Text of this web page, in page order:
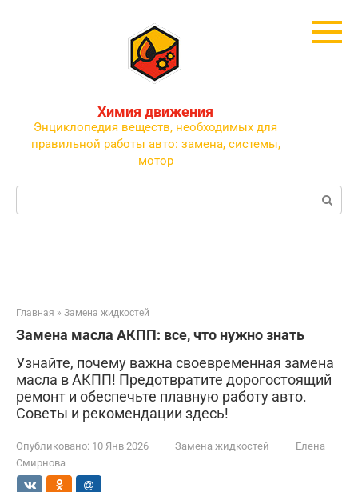
Химия движения
Энциклопедия веществ, необходимых для
правильной работы авто: замена, системы,
мотор
Поиск:
Главная » Замена жидкостей
Замена масла АКПП: все, что нужно знать
Узнайте, почему важна своевременная замена
масла в АКПП! Предотвратите дорогостоящий
ремонт и обеспечьте плавную работу авто.
Советы и рекомендации здесь!
Опубликовано: 10 Янв 2026 Замена жидкостей
Елена
Смирнова